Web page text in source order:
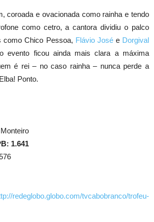
coroada e ovacionada como rainha e tendo
como cetro, a cantora dividiu o palco
como Chico Pessoa, Flávio Josée Dorgival
evento ficou ainda mais clara a máxima
é rei – no caso rainha – nunca perde a
Ponto.
1.641
redeglobo.globo.com/tvcabobranco/trofeu-